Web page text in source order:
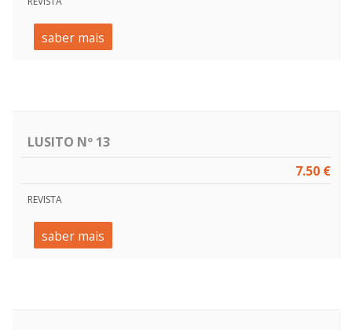
saber mais
LUSITO Nº 13
7.50 €
REVISTA
saber mais